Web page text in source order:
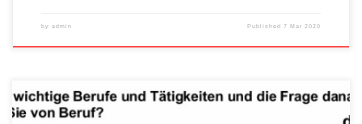
by admin Published7 Mar 2020